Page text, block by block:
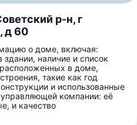
р-н, г
д 60
о доме, включая:
наличие и список
в доме,
такие как год
и использованные
компании: её
и качество